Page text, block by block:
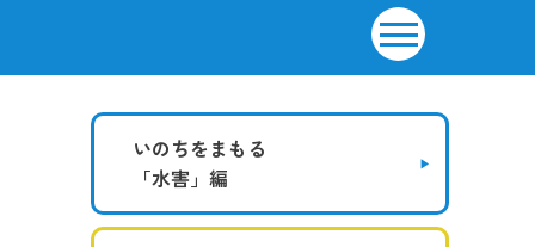
いのちをまもる
「水害」編